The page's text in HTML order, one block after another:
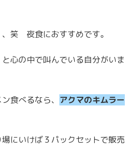
笑 夜食におすすめです。
心の中で叫んでいる自分がいま
食べるなら、 アクマのキムラー
にいけば３パックセットで販売